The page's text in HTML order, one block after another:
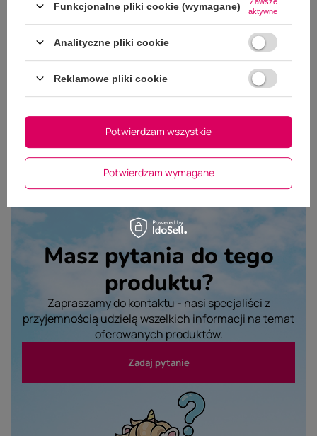
Dodaj własne zdjęcie produktu:
Wyślij opinię
Masz pytania do tego
produktu?
Zapraszamy do kontaktu - nasi specjaliści z
przyjemnością udzielą wszelkich informacji na temat
oferowanych produktów.
Zadaj pytanie
Funkcjonalne pliki cookie (wymagane)
aktywne
Analityczne pliki cookie
Reklamowe pliki cookie
Potwierdzam wymagane
Potwierdzam wszystkie